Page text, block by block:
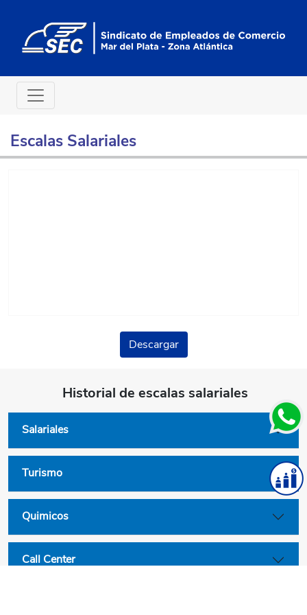
Escalas Salariales
Descargar
Historial de escalas salariales
Salariales
Turismo
Quimicos
Call Center